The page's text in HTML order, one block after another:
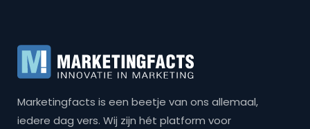
Marketingfacts is een beetje van ons allemaal,
iedere dag vers. Wij zijn hét platform voor